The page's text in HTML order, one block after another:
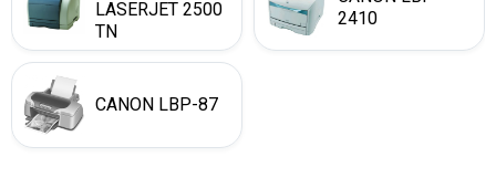
LASERJET 2500
TN
2410
CANON LBP-87